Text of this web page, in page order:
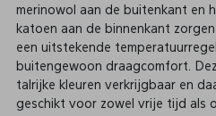
merinowol aan de buitenkant en
katoen aan de binnenkant
een uitstekende
buitengewoon draagcomfort.
talrijke kleuren verkrijgbaar en
geschikt voor zowel vrije tijd als